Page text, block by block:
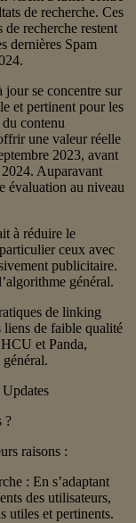
de recherche. Ces
de recherche restent
dernières Spam
se concentre sur
et pertinent pour les
contenu
une valeur réelle
2023, avant
Auparavant
évaluation au niveau
à réduire le
ceux avec
publicitaire.
général.
de linking
liens de faible qualité
et Panda,
?
raisons :
: En s’adaptant
des utilisateurs,
utiles et pertinents.